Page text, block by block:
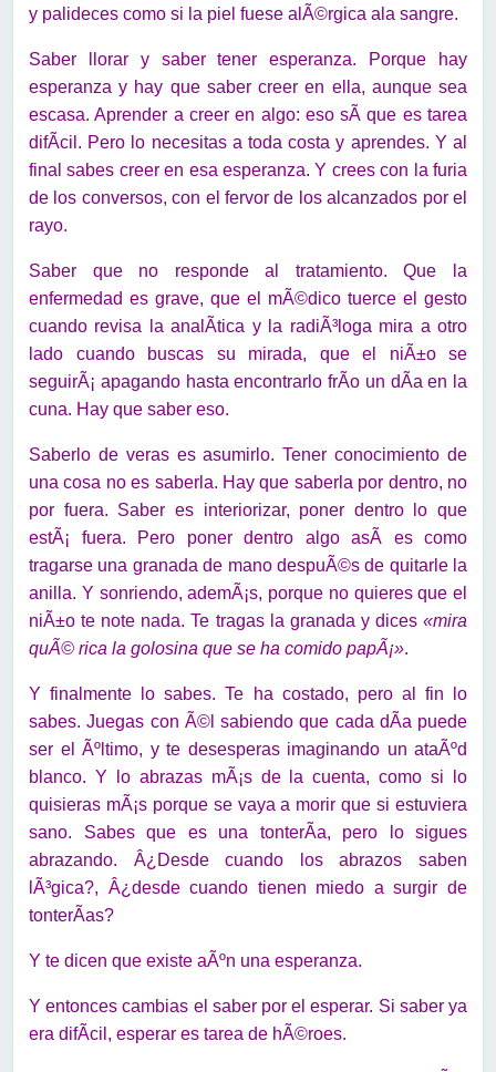
y palideces como si la piel fuese alÃ©rgica ala sangre.
Saber llorar y saber tener esperanza. Porque hay
esperanza y hay que saber creer en ella, aunque sea
escasa. Aprender a creer en algo: eso sÃ­ que es tarea
difÃ­cil. Pero lo necesitas a toda costa y aprendes. Y al
final sabes creer en esa esperanza. Y crees con la furia
de los conversos, con el fervor de los alcanzados por el
rayo.
Saber que no responde al tratamiento. Que la
enfermedad es grave, que el mÃ©dico tuerce el gesto
cuando revisa la analÃ­tica y la radiÃ³loga mira a otro
lado cuando buscas su mirada, que el niÃ±o se
seguirÃ¡ apagando hasta encontrarlo frÃ­o un dÃ­a en la
cuna. Hay que saber eso.
Saberlo de veras es asumirlo. Tener conocimiento de
una cosa no es saberla. Hay que saberla por dentro, no
por fuera. Saber es interiorizar, poner dentro lo que
estÃ¡ fuera. Pero poner dentro algo asÃ­ es como
tragarse una granada de mano despuÃ©s de quitarle la
anilla. Y sonriendo, ademÃ¡s, porque no quieres que el
niÃ±o te note nada. Te tragas la granada y dices«mira
quÃ© rica la golosina que se ha comido papÃ¡».
Y finalmente lo sabes. Te ha costado, pero al fin lo
sabes. Juegas con Ã©l sabiendo que cada dÃ­a puede
ser el Ãºltimo, y te desesperas imaginando un ataÃºd
blanco. Y lo abrazas mÃ¡s de la cuenta, como si lo
quisieras mÃ¡s porque se vaya a morir que si estuviera
sano. Sabes que es una tonterÃ­a, pero lo sigues
abrazando. Â¿Desde cuando los abrazos saben
lÃ³gica?, Â¿desde cuando tienen miedo a surgir de
tonterÃ­as?
Y te dicen que existe aÃºn una esperanza.
Y entonces cambias el saber por el esperar. Si saber ya
era difÃ­cil, esperar es tarea de hÃ©roes.